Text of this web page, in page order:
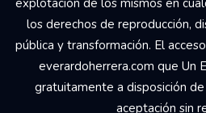
explotación de los mismos en
los derechos de reproducción,
pública y transformación. El
everardoherrera.com que Un
gratuitamente a disposición
aceptación sin